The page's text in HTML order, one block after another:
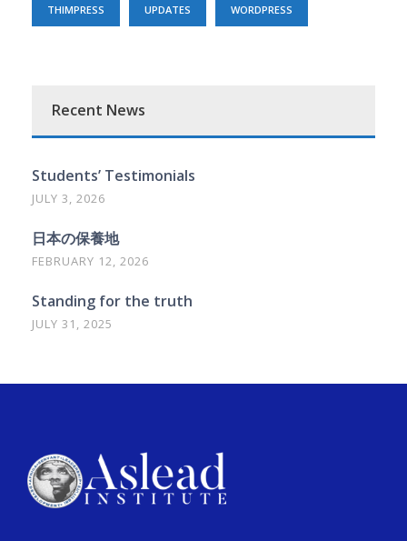
THIMPRESS UPDATES WORDPRESS
Recent News
Students’ Testimonials
JULY 3, 2026
日本の保養地
FEBRUARY 12, 2026
Standing for the truth
JULY 31, 2025